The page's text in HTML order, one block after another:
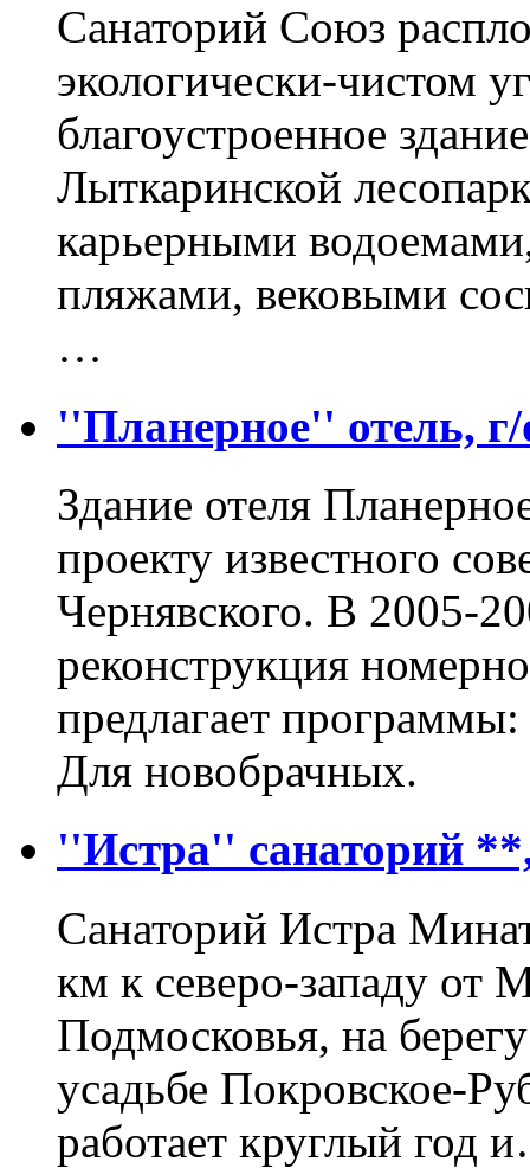
Санаторий Союз
экологически-чистом
благоустроенное
Лыткаринской
карьерными
пляжами, вековыми
…
''Планерное'' отель,
Здание отеля
проекту известного
Чернявского. В 2005-
реконструкция
предлагает
Для новобрачных.
''Истра'' санаторий
Санаторий Истра
км к северо-западу от
Подмосковья, на
усадьбе Покровское-
работает круглый год